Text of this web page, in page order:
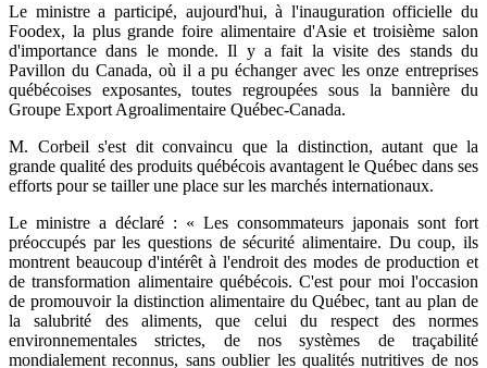
Le ministre a participé, aujourd'hui, à l'inauguration officielle du
Foodex, la plus grande foire alimentaire d'Asie et troisième salon
d'importance dans le monde. Il y a fait la visite des stands du
Pavillon du Canada, où il a pu échanger avec les onze entreprises
québécoises exposantes, toutes regroupées sous la bannière du
Groupe Export Agroalimentaire Québec-Canada.
M. Corbeil s'est dit convaincu que la distinction, autant que la
grande qualité des produits québécois avantagent le Québec dans ses
efforts pour se tailler une place sur les marchés internationaux.
Le ministre a déclaré : « Les consommateurs japonais sont fort
préoccupés par les questions de sécurité alimentaire. Du coup, ils
montrent beaucoup d'intérêt à l'endroit des modes de production et
de transformation alimentaire québécois. C'est pour moi l'occasion
de promouvoir la distinction alimentaire du Québec, tant au plan de
la salubrité des aliments, que celui du respect des normes
environnementales strictes, de nos systèmes de traçabilité
mondialement reconnus, sans oublier les qualités nutritives de nos